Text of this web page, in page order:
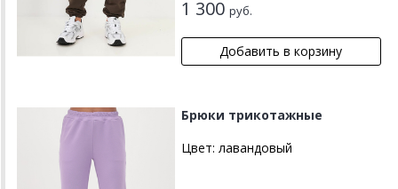
1 300 руб.
Брюки трикотажные
Цвет: лавандовый